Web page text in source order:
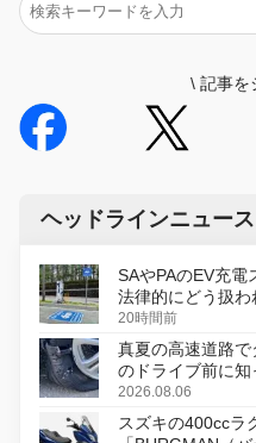
\ 記事を
ヘッドラインニュース
SAやPAのEV充電
法律的にどう扱わ
20時間前
真夏の高速道路
のドライブ前に
2026.08.06
スズキの400ccラ